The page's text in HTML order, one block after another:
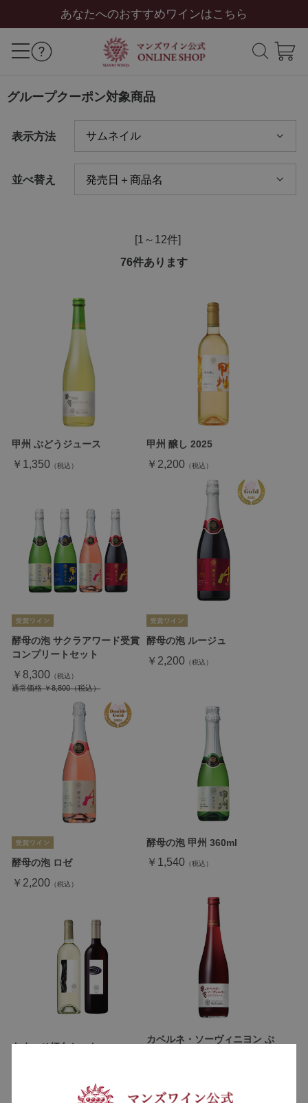
あなたへのおすすめワインはこちら
グループクーポン対象商品
表示方法
並べ替え
[1～12件]
76件あります
甲州 ぶどうジュース
￥1,350
甲州 醸し 2025
￥2,200
酵母の泡 サクラアワード受賞
コンプリートセット
￥8,300
通常価格￥8,800
酵母の泡 ルージュ
￥2,200
酵母の泡 ロゼ
￥2,200
酵母の泡 甲州 360ml
￥1,540
あまつひ紅白セット
カベルネ・ソーヴィニヨン ぶ